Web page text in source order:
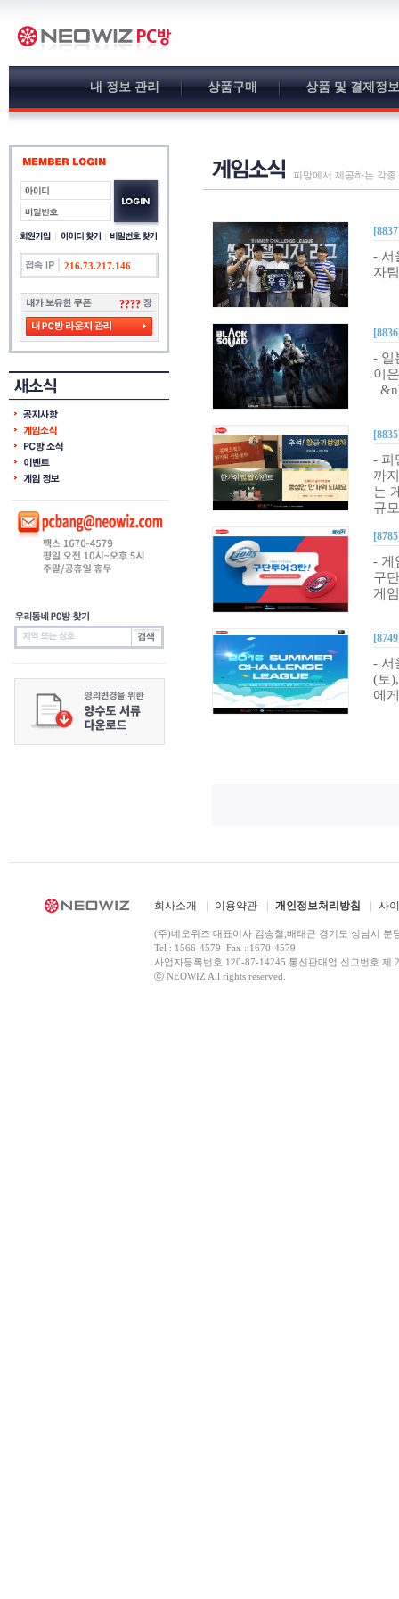
내 정보 관리 상품구매 상품 및 결제정보
216.73.217.146
????
피망에서 제공하는 각
- 서
자
- 일
이
- 피
까
는
규
- 게
구
게
- 서
(토
에
회사소개 이용약관 개인정보처리방침 사
(주)네오위즈 대표이사 김승철,배태근 경기도 성남시 분
Tel : 1566-4579 Fax : 1670-4579
사업자등록번호 120-87-14245 통신판매업 신고번호 제
ⓒ NEOWIZ All rights reserved.